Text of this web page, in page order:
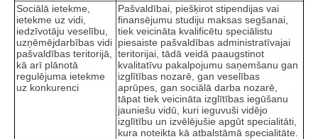
Sociālā ietekme,
ietekme uz vidi,
iedzīvotāju veselību,
uzņēmējdarbības vidi
pašvaldības teritorijā,
kā arī plānotā
regulējuma ietekme
uz konkurenci
Pašvaldībai, piešķirot stipendijas vai
finansējumu studiju maksas segšanai,
tiek veicināta kvalificētu speciālistu
piesaiste pašvaldības administratīvajai
teritorijai, tādā veidā paaugstinot
kvalitatīvu pakalpojumu saņemšanu gan
izglītības nozarē, gan veselības
aprūpes, gan sociālā darba nozarē,
tāpat tiek veicināta izglītības iegūšanu
jauniešu vidū, kuri ieguvuši vidējo
izglītību un izvēlējušie apgūt specialitāti,
kura noteikta kā atbalstāmā specialitāte.